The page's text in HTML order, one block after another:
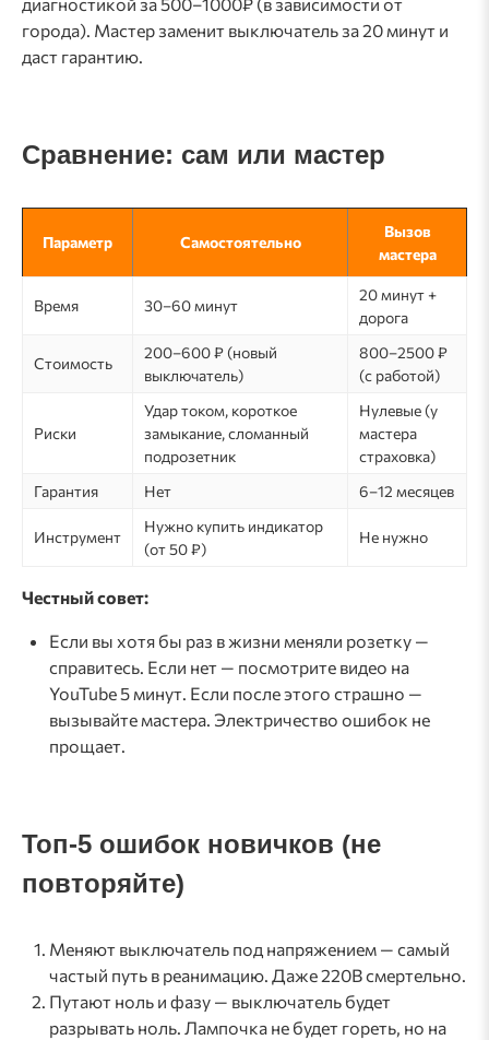
города). Мастер заменит выключатель за 20 минут и
даст гарантию.
Сравнение: сам или мастер
Параметр Самостоятельно
Вызов
мастера
Время 30–60 минут
20 минут +
дорога
Стоимость
200–600 ₽ (новый
выключатель)
800–2500 ₽
(с работой)
Риски
Удар током, короткое
замыкание, сломанный
подрозетник
Нулевые (у
мастера
страховка)
Гарантия
Нет 6–12 месяцев
Инструмент
Нужно купить индикатор
(от 50 ₽)
Не нужно
Честный совет:
Если вы хотя бы раз в жизни меняли розетку —
справитесь. Если нет — посмотрите видео на
YouTube 5 минут. Если после этого страшно —
вызывайте мастера. Электричество ошибок не
прощает.
Топ-5 ошибок новичков (не
повторяйте)
Меняют выключатель под напряжением — самый
частый путь в реанимацию. Даже 220В смертельно.
Путают ноль и фазу — выключатель будет
разрывать ноль. Лампочка не будет гореть, но на